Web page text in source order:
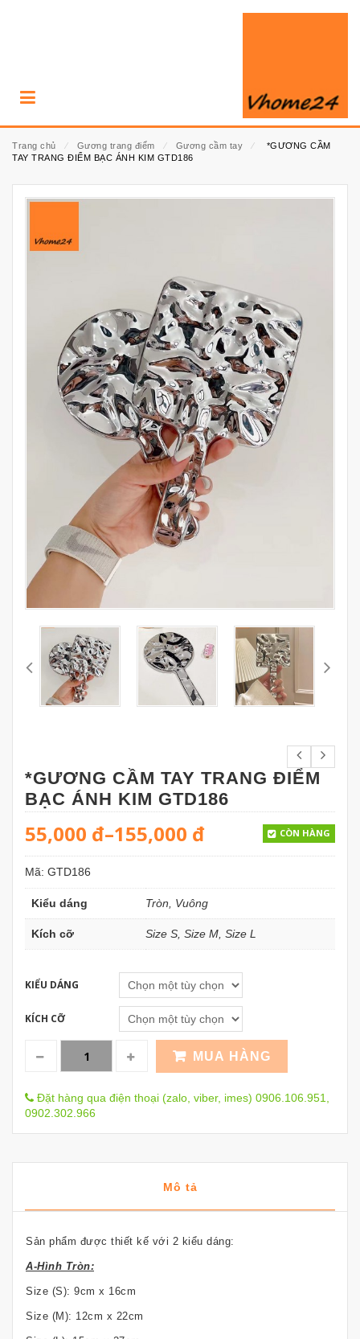
Trang chủ ⁄ Gương trang điểm ⁄ Gương cầm tay ⁄
*GƯƠNG CẦM
TAY TRANG ĐIỂM BẠC ÁNH KIM GTD186
*GƯƠNG CẦM TAY TRANG ĐIỂM
BẠC ÁNH KIM GTD186
55,000 đ–155,000 đ CÒN HÀNG
Mã: GTD186
Kiểu dáng Tròn, Vuông
Kích cỡ Size S, Size M, Size L
KIỂU DÁNG
KÍCH CỠ
MUA HÀNG
Đặt hàng qua điện thoại (zalo, viber, imes) 0906.106.951,
0902.302.966
Mô tả
Sản phẩm được thiết kế với 2 kiểu dáng:
A-Hình Tròn:
Size (S): 9cm x 16cm
Size (M): 12cm x 22cm